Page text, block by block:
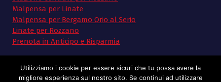
Malpensa per Linate
Malpensa per Bergamo Orio al Serio
Linate per Rozzano
Prenota in Anticipo e Risparmia
Utilizziamo i cookie per essere sicuri che tu possa avere la
migliore esperienza sul nostro sito. Se continui ad utilizzare